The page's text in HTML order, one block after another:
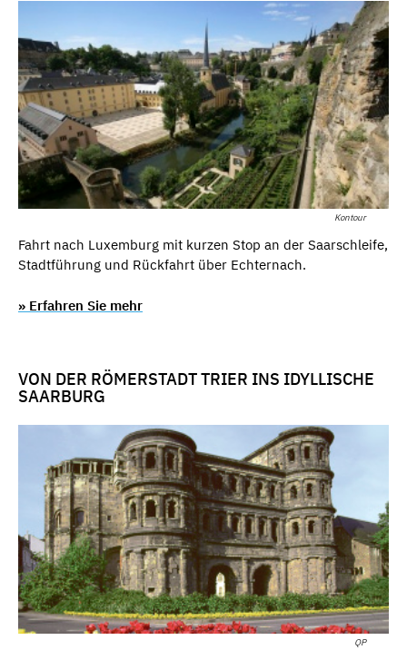
Kontour
Fahrt nach Luxemburg mit kurzen Stop an der Saarschleife,
Stadtführung und Rückfahrt über Echternach.
» Erfahren Sie mehr
VON DER RÖMERSTADT TRIER INS IDYLLISCHE
SAARBURG
QP